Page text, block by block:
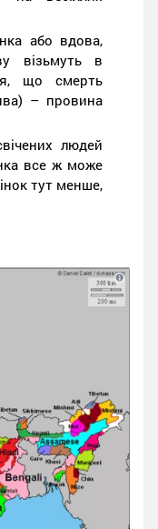
або вдова,
візьмуть в
що смерть
– провина
людей
все ж може
тут менше,